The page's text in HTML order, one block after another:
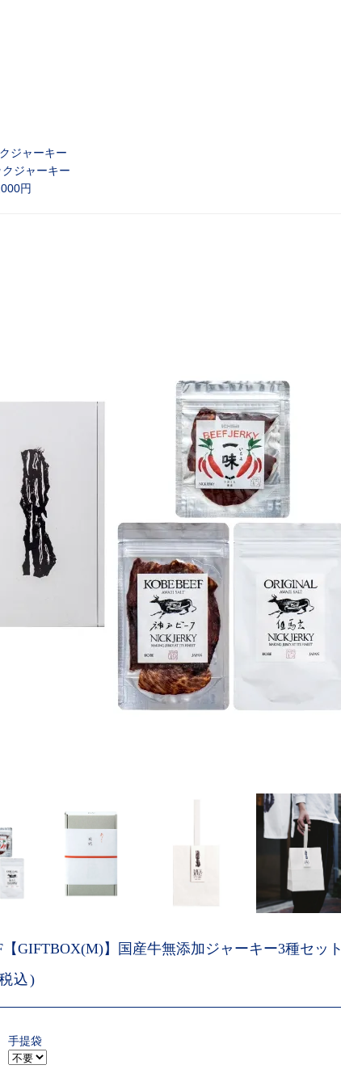
ジャーキー
クジャーキー
円
【GIFTBOX(M)】国産牛無添加ジャーキー3種セット
込)
手提袋